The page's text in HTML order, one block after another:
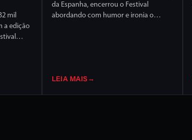
mil
a edição
da Espanha, encerrou o Festival
abordando com humor e ironia o
LEIA MAIS →